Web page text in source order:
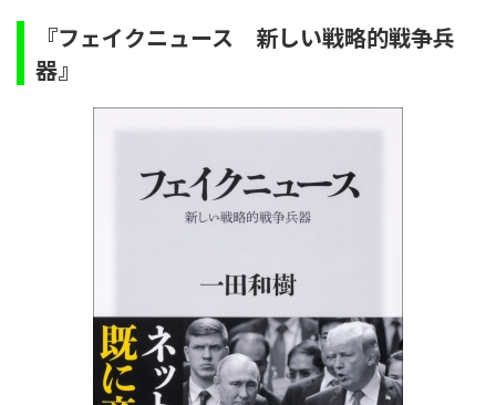
『フェイクニュース 新しい戦略的戦争兵
器』